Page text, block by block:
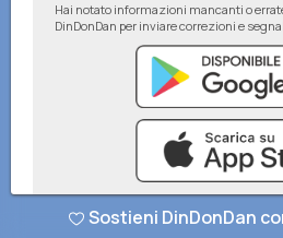
Hai notato informazioni mancanti o
DinDonDan per inviare correzioni e
Sostieni DinDonDan